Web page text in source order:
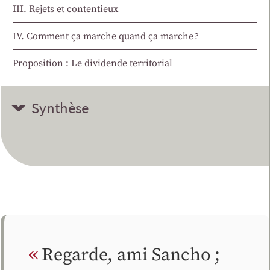
III. Rejets et contentieux
IV. Comment ça marche quand ça marche ?
Proposition : Le dividende territorial
Synthèse
Regarde, ami Sancho ;